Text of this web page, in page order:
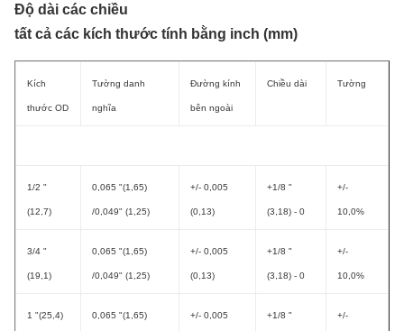
Độ dài các chiều
tất cả các kích thước tính bằng inch (mm)
Kích
thước OD
Tường danh
nghĩa
Đường kính
bên ngoài
Chiều dài Tường
1/2 "
(12,7)
0,065 "(1,65)
/0,049" (1,25)
+/- 0,005
(0,13)
+1/8 "
(3,18) - 0
+/-
10,0%
3/4 "
(19,1)
0,065 "(1,65)
/0,049" (1,25)
+/- 0,005
(0,13)
+1/8 "
(3,18) - 0
+/-
10,0%
1 "(25,4) 0,065 "(1,65) +/- 0,005 +1/8 " +/-